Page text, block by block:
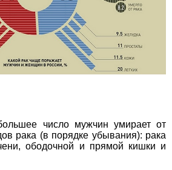
число мужчин умирает от
рака (в порядке убывания): рака
ободочной и прямой кишки и